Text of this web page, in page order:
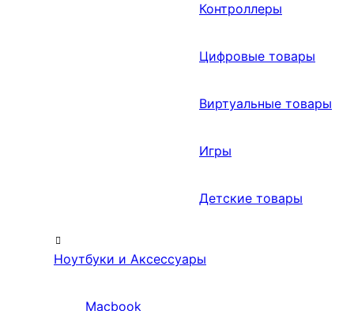
Контроллеры
Цифровые товары
Виртуальные товары
Игры
Детские товары
Ноутбуки и Аксессуары
Macbook